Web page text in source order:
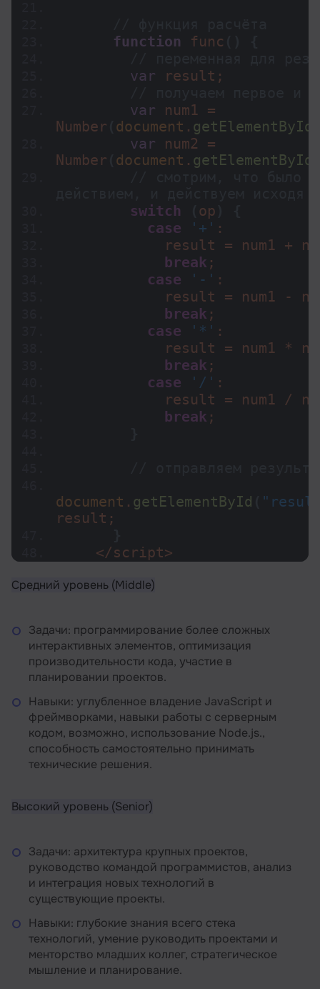
function
func
var result;
var
Number
document . getElementById
var
Number
document . getElementById
switch
op
case
'+' :
result = num1 +
break ;
case
'-' :
result = num1 -
break ;
case
'*' :
result = num1 *
break ;
case
'/' :
result = num1 /
break ;
document . getElementById
result;
    </script>
Средний уровень (Middle)
Задачи: программирование более сложных
интерактивных элементов, оптимизация
производительности кода, участие в
планировании проектов.
Навыки: углубленное владение JavaScript и
фреймворками, навыки работы с серверным
кодом, возможно, использование Node.js.,
способность самостоятельно принимать
технические решения.
Высокий уровень (Senior)
Задачи: архитектура крупных проектов,
руководство командой программистов, анализ
и интеграция новых технологий в
существующие проекты.
Навыки: глубокие знания всего стека
технологий, умение руководить проектами и
менторство младших коллег, стратегическое
мышление и планирование.